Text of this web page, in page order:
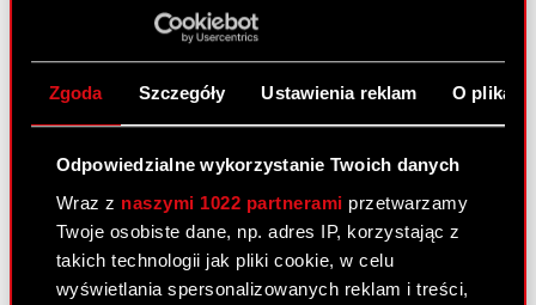
Zgoda Szczegóły Ustawienia reklam O
Odpowiedzialne wykorzystanie Twoich danych
Wraz z naszymi 1022 partnerami przetwarzamy
Twoje osobiste dane, np. adres IP, korzystając z
takich technologii jak pliki cookie, w celu
wyświetlania spersonalizowanych reklam i treści,
Morgan Stanley 23rd Asia Pacific
20 listopada 2024 - 21 listopada 2024